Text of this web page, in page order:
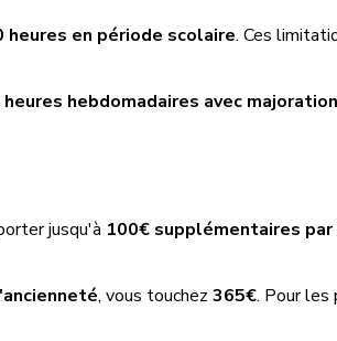
heures en période scolaire. Ces
heures hebdomadaires avec
jusqu'à 100€ supplémentaires par
, vous touchez 365€. Pour les